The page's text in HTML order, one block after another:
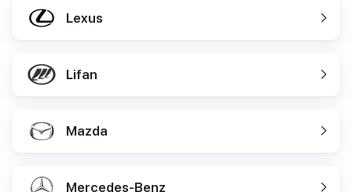
Lexus
Lifan
Mazda
Mercedes-Benz